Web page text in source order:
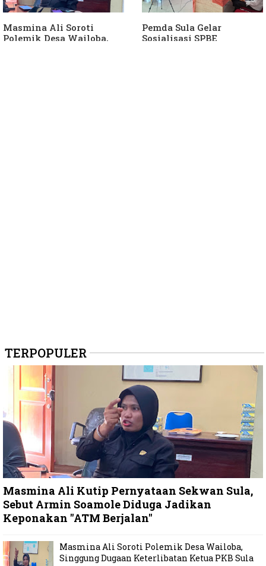
Masmina Ali Soroti
Polemik Desa Wailoba,
Pemda Sula Gelar
Sosialisasi SPBE
TERPOPULER
Masmina Ali Kutip Pernyataan Sekwan Sula,
Sebut Armin Soamole Diduga Jadikan
Keponakan "ATM Berjalan"
Masmina Ali Soroti Polemik Desa Wailoba,
Singgung Dugaan Keterlibatan Ketua PKB Sula